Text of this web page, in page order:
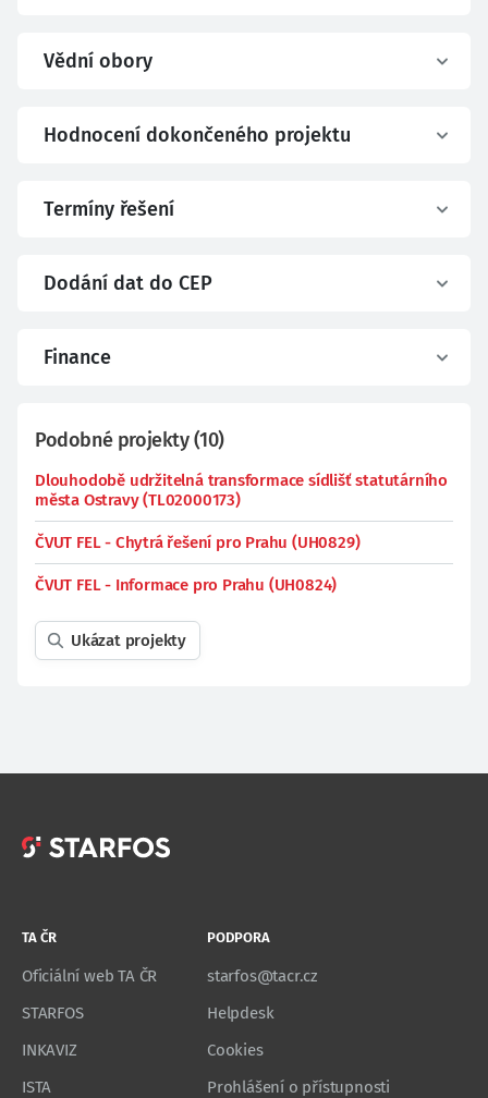
Vědní obory
Hodnocení dokončeného projektu
Termíny řešení
Dodání dat do CEP
Finance
Podobné projekty(10)
Dlouhodobě udržitelná transformace sídlišť statutárního
města Ostravy (TL02000173)
ČVUT FEL - Chytrá řešení pro Prahu (UH0829)
ČVUT FEL - Informace pro Prahu (UH0824)
Ukázat projekty
TA ČR
Oficiální web TA ČR
STARFOS
INKAVIZ
ISTA
PODPORA
starfos@tacr.cz
Helpdesk
Cookies
Prohlášení o přístupnosti